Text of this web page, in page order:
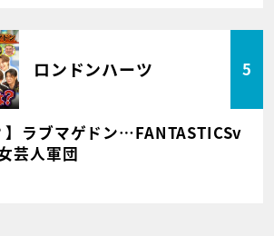
ロンドンハーツ 5
】ラブマゲドン…FANTASTICSv
芸人軍団